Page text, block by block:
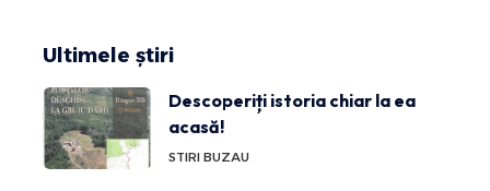
Ultimele știri
Descoperiți istoria chiar la ea
acasă!
STIRI BUZAU